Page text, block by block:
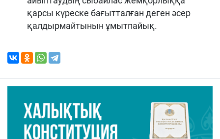
қарсы күреске бағытталған деген әсер
қалдырмайтынын ұмытпайық.